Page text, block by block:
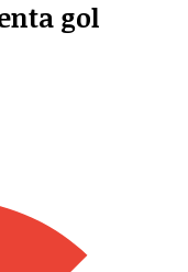
gol